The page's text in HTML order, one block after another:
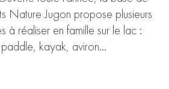
Nature Jugon propose plusieurs
à réaliser en famille sur le lac :
kayak, aviron…